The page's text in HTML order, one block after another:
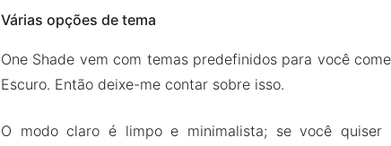
Várias opções de tema
One Shade vem com temas predefinidos para você
Escuro. Então deixe-me contar sobre isso.
O modo claro é limpo e minimalista; se você